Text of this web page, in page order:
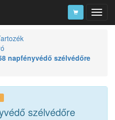
napfényvédő szélvédőre
szélvédőre